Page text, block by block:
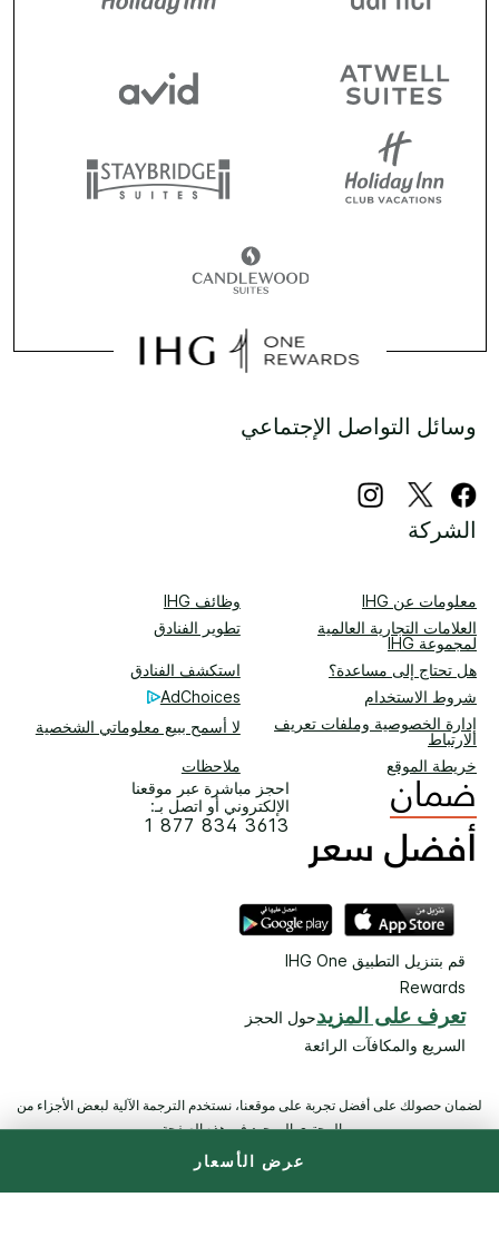
عرض الأسعار
وسائل التواصل الإجتماعي
الشركة
معلومات عن IHG
وظائف IHG
العلامات التجارية العالمية
لمجموعة IHG
تطوير الفنادق
هل تحتاج إلى مساعدة؟
استكشف الفنادق
شروط الاستخدام
AdChoices
إدارة الخصوصية وملفات تعريف
الارتباط
لا أسمح ببيع معلوماتي الشخصية
خريطة الموقع
ملاحظات
احجز مباشرة عبر موقعنا
الإلكتروني أو اتصل بـ:
1 877 834 3613
قم بتنزيل التطبيق IHG One
Rewards
تعرف على المزيدحول الحجز
السريع والمكافآت الرائعة
لضمان حصولك على أفضل تجربة على موقعنا، نستخدم الترجمة الآلية لبعض الأجزاء من
المحتوى الموجود في هذه الصفحة.
© 2026 IHG. ‫جميع الحقوق محفوظة.‬ معظم الفنادق مملوكة ويتم